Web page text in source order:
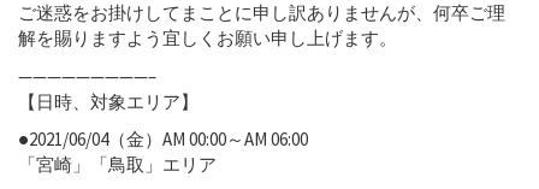
ご迷惑をお掛けしてまことに申し訳ありませんが、何卒ご理
解を賜りますよう宜しくお願い申し上げます。
—————————–
【日時、対象エリア】
●2021/06/04（金）AM 00:00～AM 06:00
「宮崎」「鳥取」エリア